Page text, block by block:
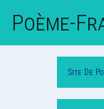
Poème-Fr
Site De